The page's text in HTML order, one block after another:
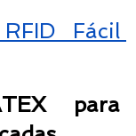
Fácil
para